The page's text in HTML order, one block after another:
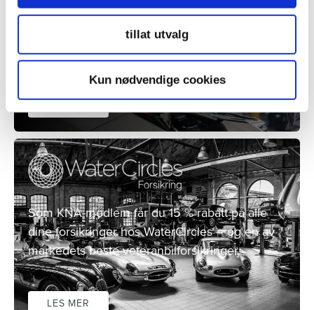
tillat utvalg
Kun nødvendige cookies
KNA-medlemmer får rabatt på utvalgte
kontrolltjenetester hos Viking Kontroll.
Som KNA-medlem får du 15 % rabatt på alle
dine forsikringer hos WaterCircles – og en av
markedets beste veteranbilforsikringer.
LES MER